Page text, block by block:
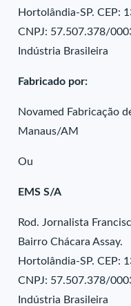
Hortolândia-SP. CEP:
CNPJ: 57.507.378/
Indústria Brasileira
Fabricado por:
Novamed Fabricação
Manaus/AM
Ou
EMS S/A
Rod. Jornalista
Bairro Chácara Assay.
Hortolândia-SP. CEP:
CNPJ: 57.507.378/
Indústria Brasileira